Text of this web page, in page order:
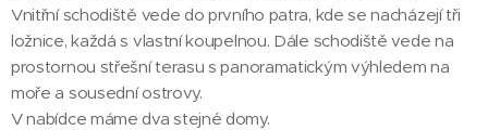
Vnitřní schodiště vede do prvního patra, kde se nacházejí tři
ložnice, každá s vlastní koupelnou. Dále schodiště vede na
prostornou střešní terasu s panoramatickým výhledem na
moře a sousední ostrovy.
V nabídce máme dva stejné domy.